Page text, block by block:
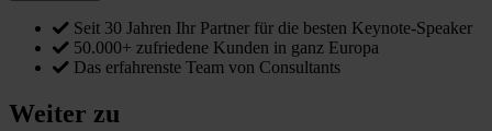
Seit 30 Jahren Ihr Partner für die besten Keynote-Speaker
50.000+ zufriedene Kunden in ganz Europa
Das erfahrenste Team von Consultants
Weiter zu